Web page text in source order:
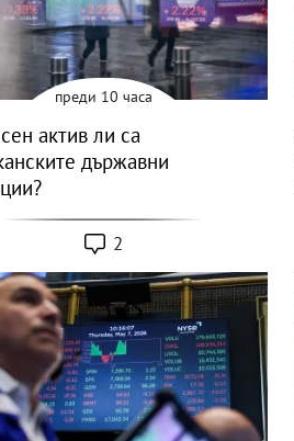
преди 10 часа
актив ли са
държавни
2